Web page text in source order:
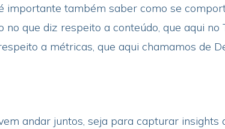
importante também saber como se
no que diz respeito a conteúdo, que aqui
a métricas, que aqui chamamos de
andar juntos, seja para capturar insights